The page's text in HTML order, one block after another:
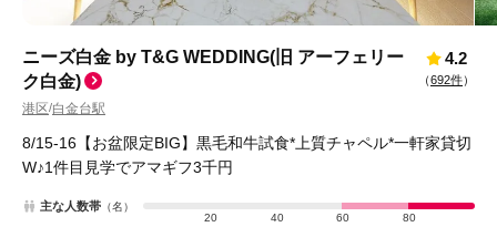
ニーズ白金 by T&G WEDDING(旧 アーフェリー
ク白金)
港区/白金台駅
4.2
（692件）
8/15-16【お盆限定BIG】黒毛和牛試食*上質チャペル*一軒家貸切
W♪1件目見学でアマギフ3千円
主な人数帯 （名）
20
40 60 80